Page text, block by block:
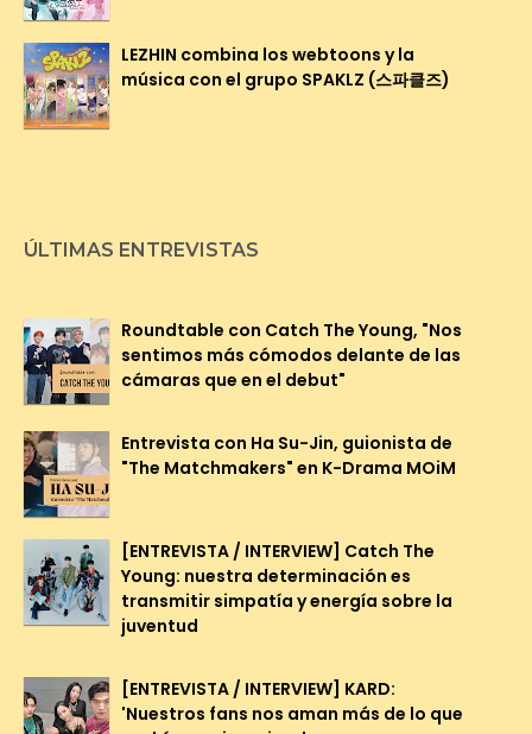
LEZHIN combina los webtoons y la
música con el grupo SPAKLZ (스파클즈)
ÚLTIMAS ENTREVISTAS
Roundtable con Catch The Young, "Nos
sentimos más cómodos delante de las
cámaras que en el debut"
Entrevista con Ha Su-Jin, guionista de
"The Matchmakers" en K-Drama MOiM
[ENTREVISTA / INTERVIEW] Catch The
Young: nuestra determinación es
transmitir simpatía y energía sobre la
juventud
[ENTREVISTA / INTERVIEW] KARD:
'Nuestros fans nos aman más de lo que